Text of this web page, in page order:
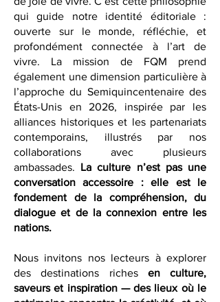
patrimoine, d’expression artistique et
de joie de vivre. C’est cette philosophie
qui guide notre identité éditoriale :
ouverte sur le monde, réfléchie, et
profondément connectée à l’art de
vivre. La mission de FQM prend
également une dimension particulière à
l’approche du Semiquincentenaire des
États-Unis en 2026, inspirée par les
alliances historiques et les partenariats
contemporains, illustrés par nos
collaborations avec plusieurs
ambassades.
La culture n’est pas une
conversation accessoire : elle est le
fondement de la compréhension, du
dialogue et de la connexion entre les
Nous invitons nos lecteurs à explorer
des destinations richesen culture,